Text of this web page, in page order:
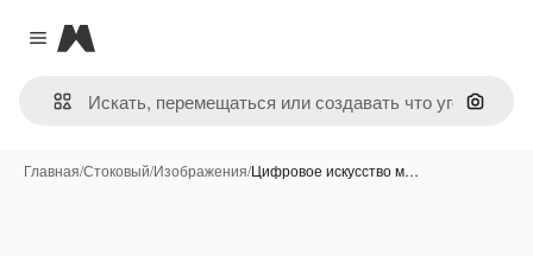
Close menu
Magnific
Поиск
Главная/Стоковый/Изображения/Цифровое искусство м…